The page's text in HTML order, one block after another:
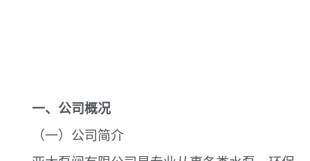
一、公司概况
（一）公司简介